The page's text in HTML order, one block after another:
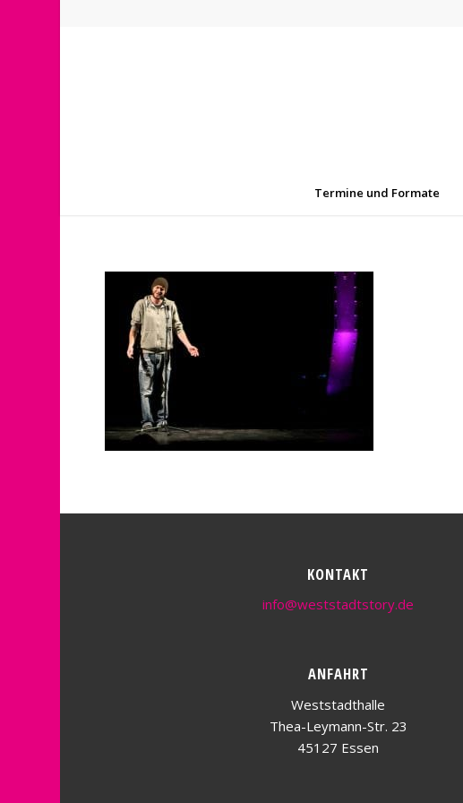
Termine und Formate
KONTAKT
info@weststadtstory.de
ANFAHRT
Weststadthalle
Thea-Leymann-Str. 23
45127 Essen